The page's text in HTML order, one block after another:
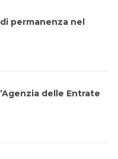
permanenza nel
delle Entrate